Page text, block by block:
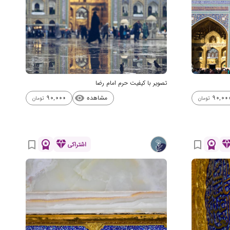
تومان
تصویر با کیفیت حرم امام رضا
مشاهده visibility
90,000 تومان
workspace_premium
bookmark_border اشتراکیdiamond
workspace_premium
bookmark_border